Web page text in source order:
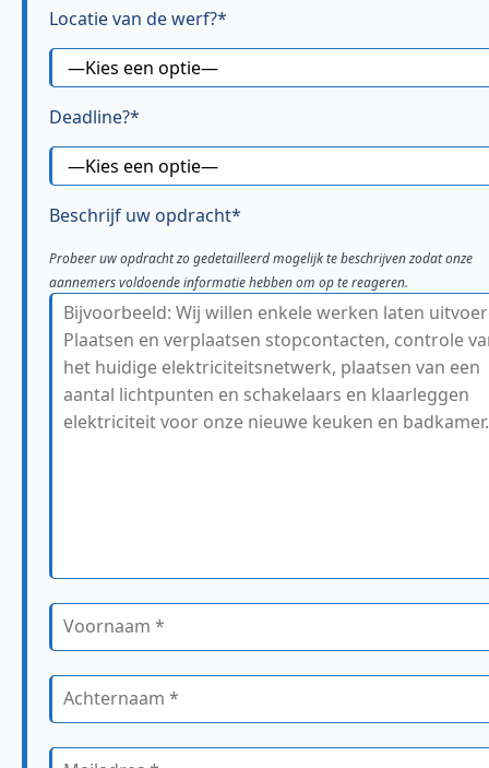
Locatie van de werf?*
Deadline?*
Beschrijf uw opdracht*
Probeer uw opdracht zo gedetailleerd mogelijk te beschrijven zodat onze
aannemers voldoende informatie hebben om op te reageren.